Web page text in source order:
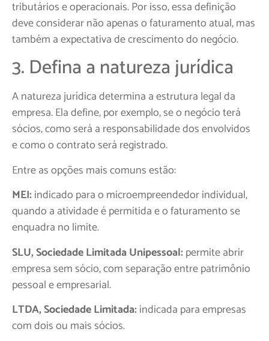
tributários e operacionais. Por isso, essa definição
deve considerar não apenas o faturamento atual, mas
também a expectativa de crescimento do negócio.
3. Defina a natureza jurídica
A natureza jurídica determina a estrutura legal da
empresa. Ela define, por exemplo, se o negócio terá
sócios, como será a responsabilidade dos envolvidos
e como o contrato será registrado.
Entre as opções mais comuns estão:
MEI: indicado para o microempreendedor individual,
quando a atividade é permitida e o faturamento se
enquadra no limite.
SLU, Sociedade Limitada Unipessoal: permite abrir
empresa sem sócio, com separação entre patrimônio
pessoal e empresarial.
LTDA, Sociedade Limitada: indicada para empresas
com dois ou mais sócios.